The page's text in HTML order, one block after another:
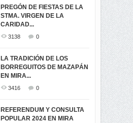
PREGÓN DE FIESTAS DE LA
STMA. VIRGEN DE LA
CARIDAD...
3138 0
LA TRADICIÓN DE LOS
BORREGUITOS DE MAZAPÁN
EN MIRA...
3416 0
REFERENDUM Y CONSULTA
POPULAR 2024 EN MIRA
-ENCENDIDO DEL ARBOL DE
...
MIRA
3442
TRIUNFO DE...
ELECCION CRUCIAL:
SEGUNDA VUELTA
PRESIDENCIAL EL 1...
VIRTUALES ASAMBLEISTAS
POR LA PROVINCIA DEL
CARCHI...
MIRA.EC FUE